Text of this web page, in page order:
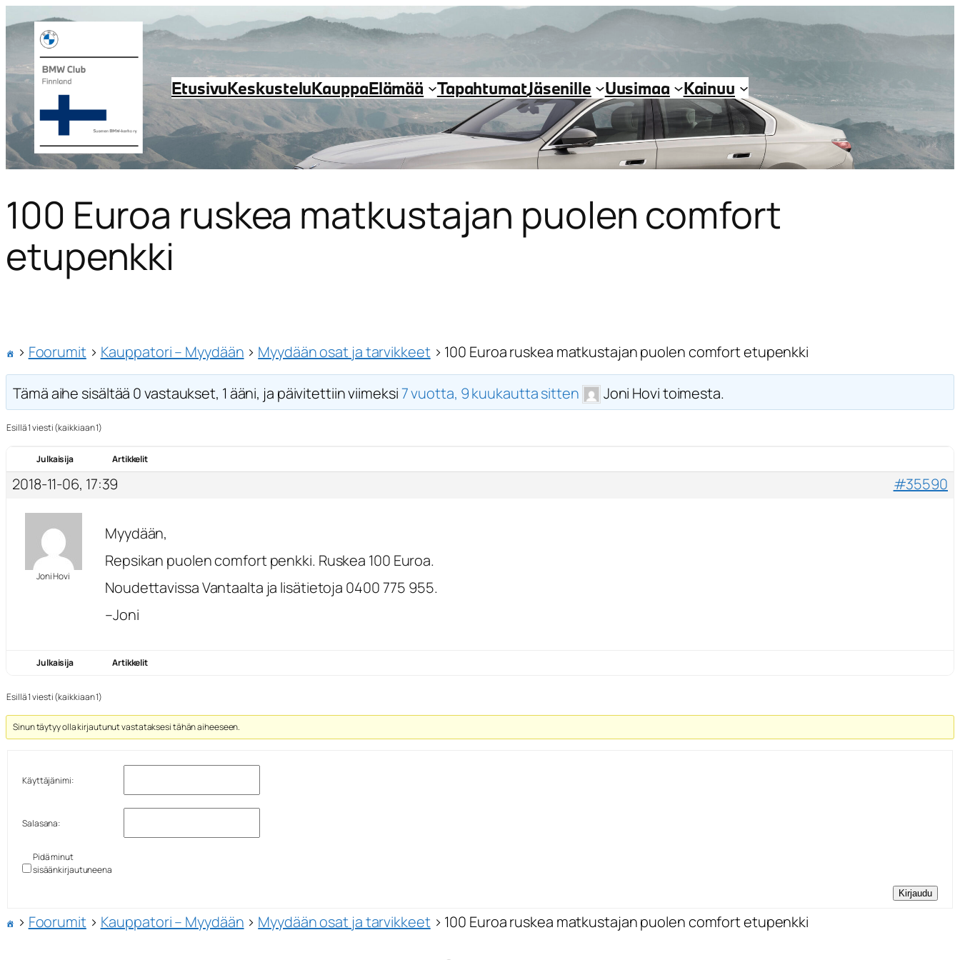
EtusivuKeskusteluKauppaElämää TapahtumatJäsenille Uusimaa Kainuu
100 Euroa ruskea matkustajan puolen comfort
etupenkki
› Foorumit › Kauppatori – Myydään › Myydään osat ja tarvikkeet › 100 Euroa ruskea matkustajan puolen comfort etupenkki
Tämä aihe sisältää 0 vastaukset, 1 ääni, ja päivitettiin viimeksi7 vuotta, 9 kuukautta sitten Joni Hovi toimesta.
Esillä 1 viesti (kaikkiaan 1)
Julkaisija Artikkelit
2018-11-06, 17:39 #35590
Joni Hovi
Myydään,
Repsikan puolen comfort penkki. Ruskea 100 Euroa.
Noudettavissa Vantaalta ja lisätietoja 0400 775 955.
–Joni
Julkaisija Artikkelit
Esillä 1 viesti (kaikkiaan 1)
Sinun täytyy olla kirjautunut vastataksesi tähän aiheeseen.
Käyttäjänimi:
Salasana:
Pidä minut
sisäänkirjautuneena
Kirjaudu
› Foorumit › Kauppatori – Myydään › Myydään osat ja tarvikkeet › 100 Euroa ruskea matkustajan puolen comfort etupenkki